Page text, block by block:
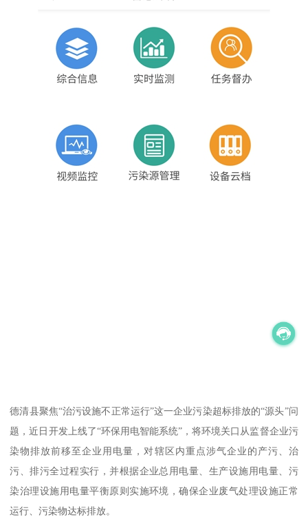
德清县聚焦“治污设施不正常运行”这一企业污染超标排放的“源头”问
题，近日开发上线了“环保用电智能系统”，将环境关口从监督企业污
染物排放前移至企业用电量，对辖区内重点涉气企业的产污、治
污、排污全过程实行，并根据企业总用电量、生产设施用电量、污
染治理设施用电量平衡原则实施环境，确保企业废气处理设施正常
运行、污染物达标排放。